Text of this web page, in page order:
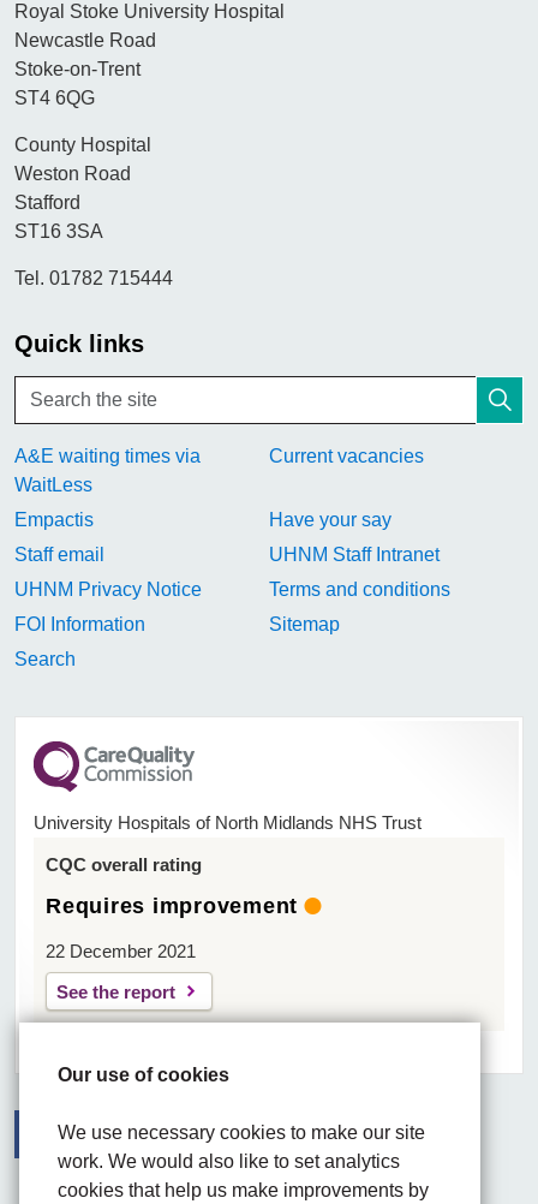
Our use of cookies
We use necessary cookies to make our site
work. We would also like to set analytics
cookies that help us make improvements by
Royal Stoke University Hospital
Newcastle Road
Stoke-on-Trent
ST4 6QG
County Hospital
Weston Road
Stafford
ST16 3SA
Tel. 01782 715444
Quick links
A&E waiting times via
WaitLess
Current vacancies
Empactis
Have your say
Staff email
UHNM Staff Intranet
UHNM Privacy Notice
Terms and conditions
FOI Information
Sitemap
Search
University Hospitals of North Midlands NHS Trust
CQC overall rating
Requires improvement
22 December 2021
See the report
FacebookVisit the UHNM LinkedIn web page
Instagram